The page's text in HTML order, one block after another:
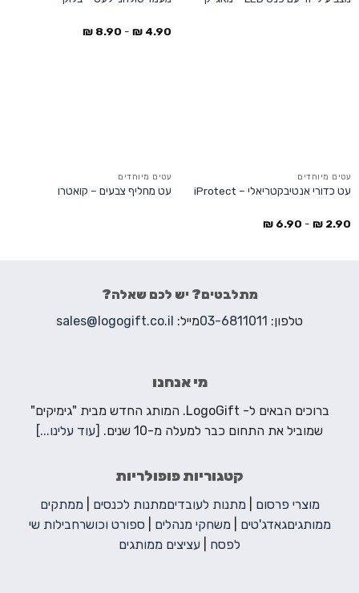
4.90
₪
-
8.90
₪
עטים מיוחדים
עט כדורי אנטיבקטריאלי – iProtect
2.90
₪
-
6.90
₪
עטים מיוחדים
עט מחליף צבעים – קואטרו
מתלבטים? יש לכם שאלה?
טלפון: 03-6811011מייל: sales@logogift.co.il
מי אנחנו
ברוכים הבאים ל- LogoGift. המותג החדש מבית "גימיקים"
שמוביל את התחום כבר למעלה מ-10 שנים.
[עוד עלינו...]
קטגוריות פופולריות
מוצרי פרסום מתנות לעובדיםמתנות לכנסים
ממתקים
ממותגיםגאדג'טים משחקי מנהלים ספורט וכושרחבילות שי
לפסח
עציצים ממותגים